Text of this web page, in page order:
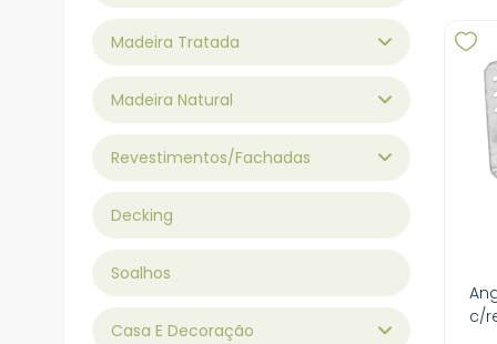
Madeira Tratada
Madeira Natural
Revestimentos/Fachadas
Decking
Soalhos
Casa E Decoração
c/